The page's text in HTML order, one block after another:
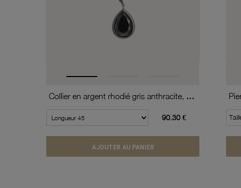
Collier en argent rhodié gris anthracite, oxydes de zirconium
90.30 €
AJOUTER AU PANIER